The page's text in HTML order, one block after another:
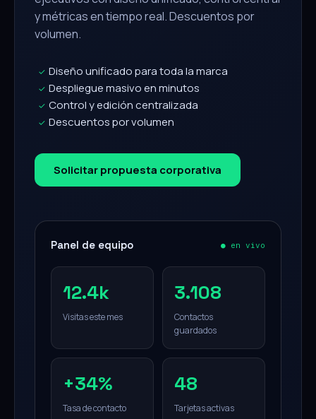
y métricas en tiempo real. Descuentos por
volumen.
✓ Diseño unificado para toda la marca
✓ Despliegue masivo en minutos
✓ Control y edición centralizada
✓ Descuentos por volumen
Solicitar propuesta corporativa
Panel de equipo ● en vivo
12.4k
Visitas este mes
3.108
Contactos
guardados
+34%
Tasa de contacto
48
Tarjetas activas